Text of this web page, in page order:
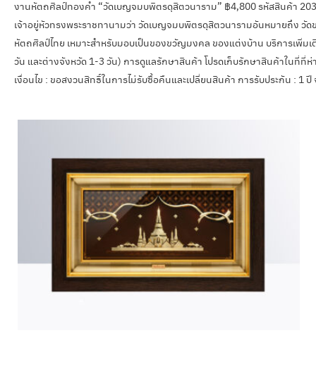
งานหัตถศิลป์ทองคำ “วัดเบญจมบพิตรดุสิตวนาราม” ฿4,800 รหัสสินค้า
เจ้าอยู่หัวทรงพระราชทานามว่า วัดเบญจมบพิตรดุสิตวนารามอันหมายถึง
หัตถศิลป์ไทย เหมาะสำหรับมอบเป็นของขวัญมงคล ของแต่งบ้าน บริการเพิ่
วัน และต่างจังหวัด 1-3 วัน) การดูแลรักษาสินค้า โปรดเก็บรักษาสินค้าในที่ที่ห่
เงื่อนไข : ขอสงวนสิทธิ์ในการไม่รับซื้อคืนและเปลี่ยนสินค้า การรับประกัน :